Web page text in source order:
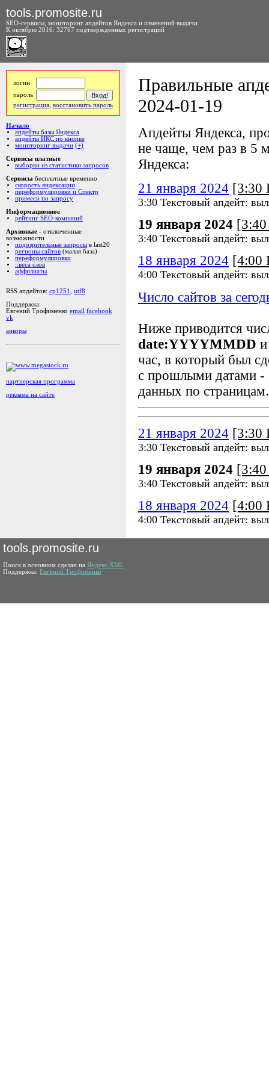
tools.promosite.ru
SEO-сервисы, мониторинг апдейтов Яндекса и изменений выдачи.
К октябрю 2016: 32767 подтвержденных регистраций
логин
пароль
регистрация восстановить пароль
Начало
апдейты базы Яндекса
апдейты ИКС по кнопке
мониторинг выдачи (+)
Сервисы платные
выборки из статистики запросов
Сервисы бесплатные временно
скорость яндексации
переформулировки и Спектр
примеси по запросу
Информационное
рейтинг SEO-компаний
Архивные - отключенные
возможности
подозрительные запросы в last20
регионы сайтов (малая база)
переформулировки
::веса слов
аффилиаты
RSS апдейтов: cp1251
utf8
Поддержка:
Евгений Трофименко email facebook
vk
анкоры
партнерская программа
реклама на сайте
Правильные
2024-01-19
Апдейты Яндекса,
не чаще, чем раз в 5
Яндекса:
21 января 2024 [3:30
3:30 Текстовый апдейт:
19 января 2024
3:40 Текстовый апдейт:
18 января 2024 [4:00
4:00 Текстовый апдейт:
Число сайтов за
Ниже приводится
date:YYYYMMDD
час, в который был
с прошлыми датами -
данных по страницам.
21 января 2024 [3:30
3:30 Текстовый апдейт:
19 января 2024
3:40 Текстовый апдейт:
18 января 2024 [4:00
4:00 Текстовый апдейт:
tools.promosite.ru
Поиск в основном сделан на Яндекс.XML
Поддержка: Евгений Трофименко